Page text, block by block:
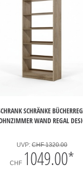
SCHRÄNKE
WAND REGAL
UVP: CHF 1320.00
CHF 1049.00*